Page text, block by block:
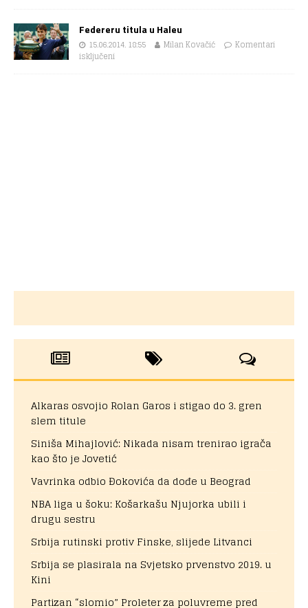
Federeru titula u Haleu
15.06.2014. 18:55 Milan Kovačić
Komentari
isključeni
Alkaras osvojio Rolan Garos i stigao do 3. gren
slem titule
Siniša Mihajlović: Nikada nisam trenirao igrača
kao što je Jovetić
Vavrinka odbio Đokovića da dođe u Beograd
NBA liga u šoku: Košarkašu Njujorka ubili i
drugu sestru
Srbija rutinski protiv Finske, slijede Litvanci
Srbija se plasirala na Svjetsko prvenstvo 2019. u
Kini
Partizan “slomio” Proleter za poluvreme pred